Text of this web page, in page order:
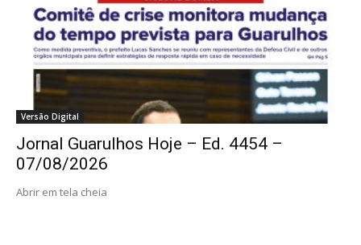
Versão Digital
Jornal Guarulhos Hoje – Ed. 4454 –
07/08/2026
Abrir em tela cheia